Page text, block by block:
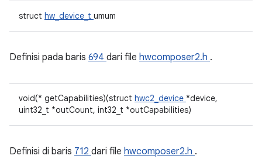
struct hw_device_t umum
Definisi pada baris 694 dari file hwcomposer2.h .
void(* getCapabilities)(struct hwc2_device *device,
uint32_t *outCount, int32_t *outCapabilities)
Definisi di baris 712 dari file hwcomposer2.h .